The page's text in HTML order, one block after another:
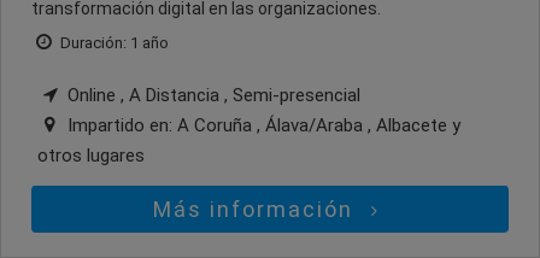
transformación digital en las organizaciones.
Duración: 1 año
Online , A Distancia , Semi-presencial
Impartido en: A Coruña , Álava/Araba , Albacete y
otros lugares
Más información